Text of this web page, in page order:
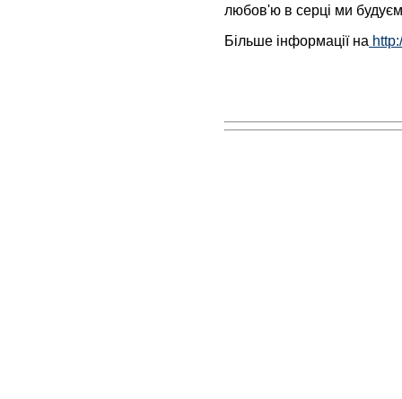
любов'ю в серці ми
Більше інформації на